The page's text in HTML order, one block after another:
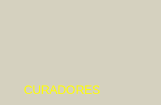
CURADORES